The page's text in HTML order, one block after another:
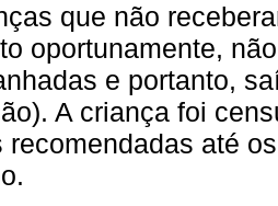
que não
oportunamente,
e portanto,
A criança foi
recomendadas até